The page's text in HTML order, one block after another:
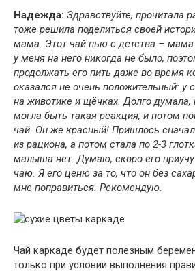
Надежда: Здравствуйте, прочитала
тоже решила поделиться своей
мама. Этот чай пью с детства – мама
у меня на него никогда не было,
продолжать его пить даже во время
оказался не очень положительный: у
на животике и щёчках. Долго думала,
могла быть такая реакция, и потом
чай. Он же красный! Пришлось
из рациона, а потом стала по 2-3
малыша нет. Думаю, скоро его
чаю. Я его ценю за то, что он без
мне поправиться. Рекомендую.
Чай каркаде будет полезным
только при условии выполнения